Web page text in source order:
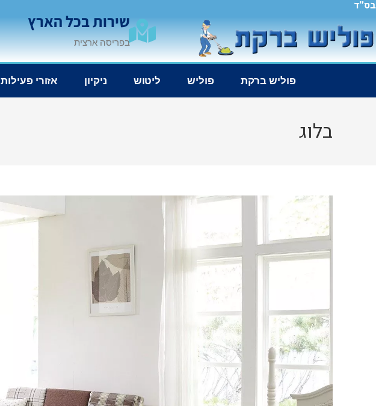
בס"ד
שירות בכל הארץ
בפריסה ארצית
פוליש ברקת פוליש ליטוש ניקיון אזורי פעילות
בלוג